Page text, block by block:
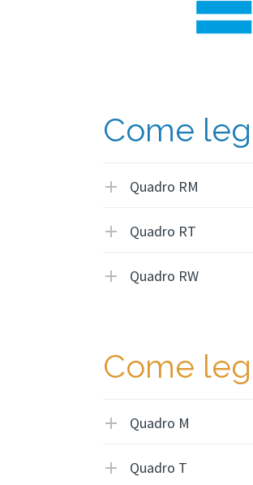
Come
Quadro RM
Quadro RT
Quadro RW
Come
Quadro M
Quadro T